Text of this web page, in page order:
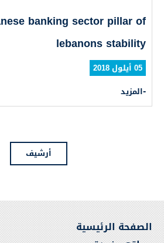
banking sector pillar of
lebanons stability
05 أيلول 2018
المزيد
أرشيف
الصفحة الرئيسية